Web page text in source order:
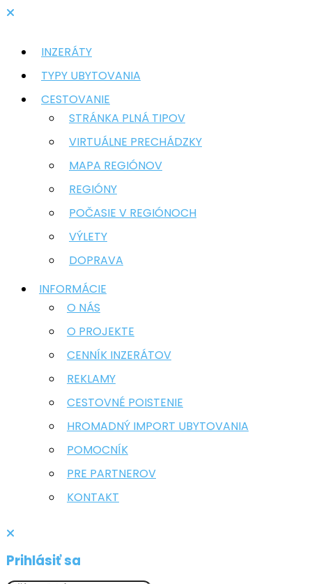
INZERÁTY
TYPY UBYTOVANIA
CESTOVANIE
STRÁNKA PLNÁ TIPOV
VIRTUÁLNE PRECHÁDZKY
MAPA REGIÓNOV
REGIÓNY
POČASIE V REGIÓNOCH
VÝLETY
DOPRAVA
INFORMÁCIE
O NÁS
O PROJEKTE
CENNÍK INZERÁTOV
REKLAMY
CESTOVNÉ POISTENIE
HROMADNÝ IMPORT UBYTOVANIA
POMOCNÍK
PRE PARTNEROV
KONTAKT
Prihlásiť sa